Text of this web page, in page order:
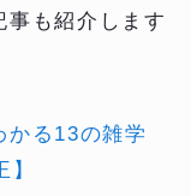
事も紹介します
かる13の雑学